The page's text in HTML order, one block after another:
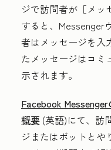
ジで訪問者が［メッ
すると、Messenger
者はメッセージを入
たメッセージはコミ
示されます。
Facebook
概要 (英語)にて、訪
ジまたはボットとや